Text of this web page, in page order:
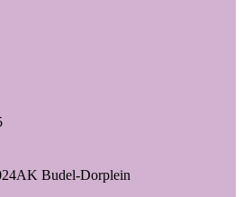
Budel-Dorplein